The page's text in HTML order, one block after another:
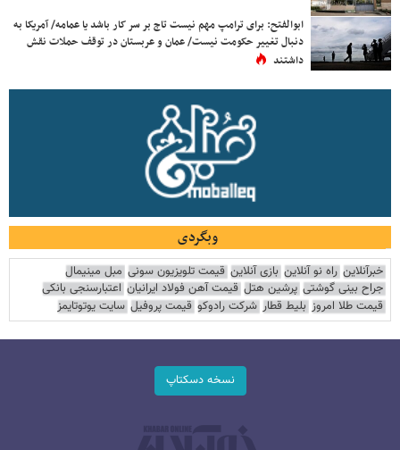
ابوالفتح: برای ترامپ مهم نیست تاج بر سر کار باشد یا عمامه/ آمریکا به
دنبال تغییر حکومت نیست/ عمان و عربستان در توقف حملات نقش
داشتند
وبگردی
خبرآنلاین راه نو آنلاین بازی آنلاین قیمت تلویزیون سونی مبل مینیمال
جراح بینی گوشتی پرشین هتل قیمت آهن فولاد ایرانیان اعتبارسنجی بانکی
قیمت طلا امروز بلیط قطار شرکت رادوکو قیمت پروفیل سایت یوتوتایمز
نسخه دسکتاپ